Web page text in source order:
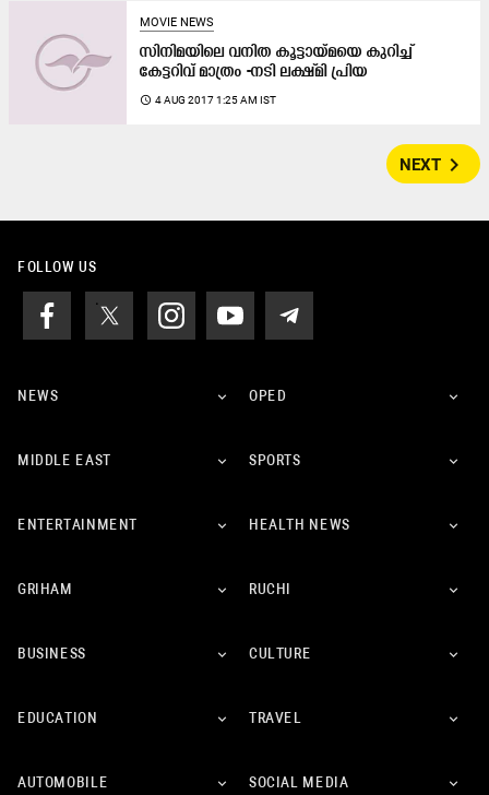
MOVIE NEWS
സിനിമയിലെ വനിത കൂട്ടായ്മയെ കുറിച്ച്
കേട്ടറിവ്​ മാത്രം -നടി ലക്ഷ്മി പ്രിയ
access_time 4 AUG 2017 1:25 AM IST
NEXT navigate_next
FOLLOW US
NEWS OPED
MIDDLE EAST SPORTS
ENTERTAINMENT HEALTH NEWS
GRIHAM RUCHI
BUSINESS CULTURE
EDUCATION TRAVEL
AUTOMOBILE SOCIAL MEDIA